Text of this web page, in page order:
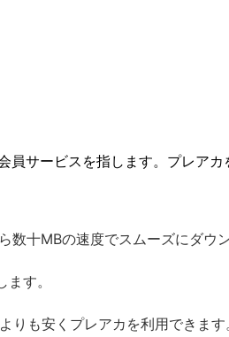
サービスを指します。プレアカ
十MBの速度でスムーズにダウン
す。
りも安くプレアカを利用できます